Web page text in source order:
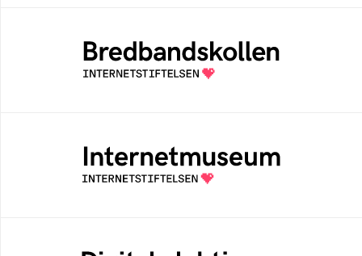
Bredbandskollen är ett oberoende
konsumentverktyg som drivs av
Internetstiftelsen
Ett digitalt museum som byggts, och kureras
av Internetstiftelsen